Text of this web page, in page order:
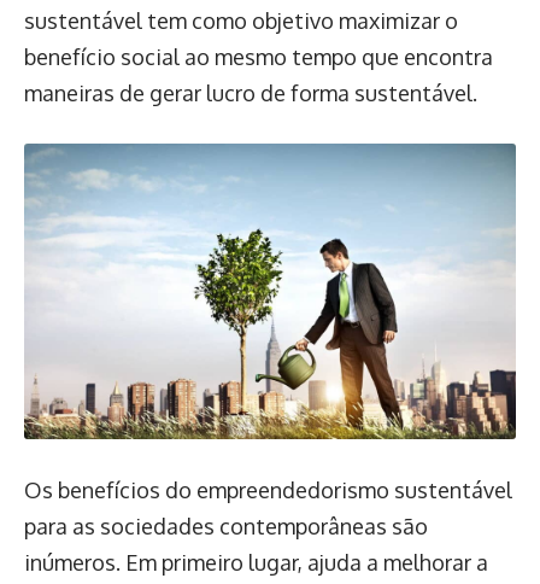
sustentável tem como objetivo maximizar o
benefício social ao mesmo tempo que encontra
maneiras de gerar lucro de forma sustentável.
Os benefícios do empreendedorismo sustentável
para as sociedades contemporâneas são
inúmeros. Em primeiro lugar, ajuda a melhorar a